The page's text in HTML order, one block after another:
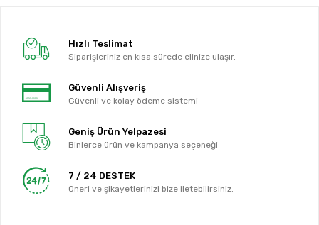
Hızlı Teslimat
Siparişleriniz en kısa sürede elinize ulaşır.
Güvenli Alışveriş
Güvenli ve kolay ödeme sistemi
Geniş Ürün Yelpazesi
Binlerce ürün ve kampanya seçeneği
7 / 24 DESTEK
Öneri ve şikayetlerinizi bize iletebilirsiniz.